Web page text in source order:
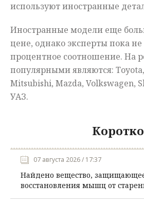
используют иностранные
Иностранные модели еще
цене, однако эксперты пока
процентное соотношение. На
популярными являются:
Mitsubishi, Mazda, Volkswagen,
УАЗ.
Коротко
07 августа 2026 / 17:37
Найдено вещество,
восстановления мышц от